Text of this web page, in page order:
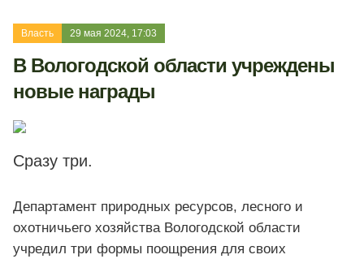
Власть 29 мая 2024, 17:03
В Вологодской области учреждены
новые награды
Сразу три.
Департамент природных ресурсов, лесного и
охотничьего хозяйства Вологодской области
учредил три формы поощрения для своих